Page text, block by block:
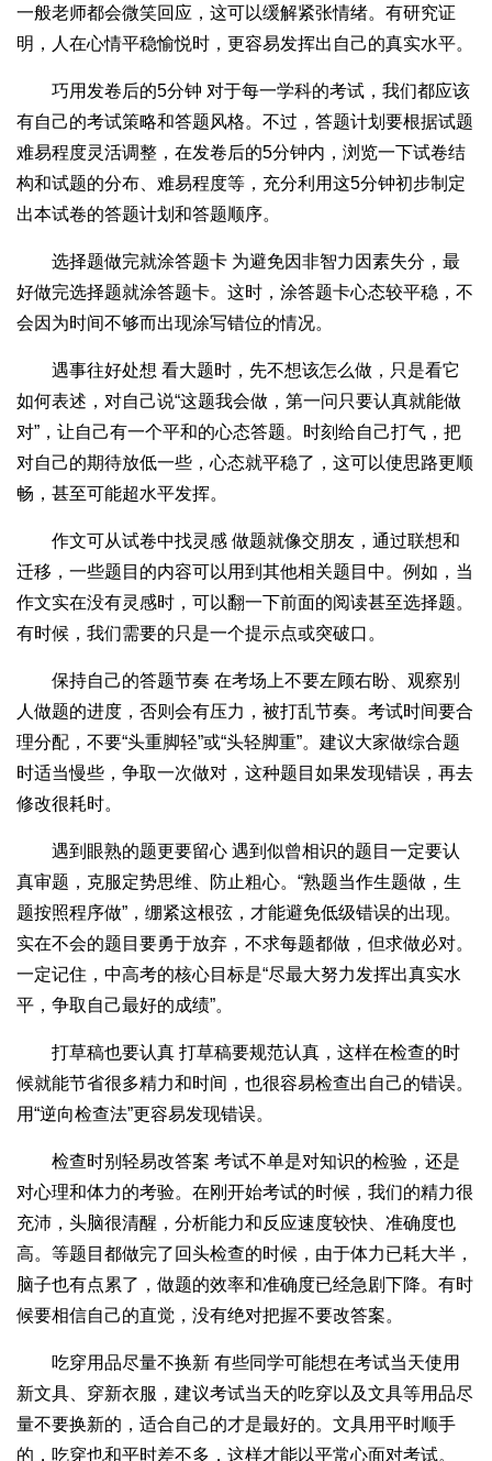
一般老师都会微笑回应，这可以缓解紧张情绪。有研究证
明，人在心情平稳愉悦时，更容易发挥出自己的真实水平。
巧用发卷后的5分钟 对于每一学科的考试，我们都应该
有自己的考试策略和答题风格。不过，答题计划要根据试题
难易程度灵活调整，在发卷后的5分钟内，浏览一下试卷结
构和试题的分布、难易程度等，充分利用这5分钟初步制定
出本试卷的答题计划和答题顺序。
选择题做完就涂答题卡 为避免因非智力因素失分，最
好做完选择题就涂答题卡。这时，涂答题卡心态较平稳，不
会因为时间不够而出现涂写错位的情况。
遇事往好处想 看大题时，先不想该怎么做，只是看它
如何表述，对自己说“这题我会做，第一问只要认真就能做
对”，让自己有一个平和的心态答题。时刻给自己打气，把
对自己的期待放低一些，心态就平稳了，这可以使思路更顺
畅，甚至可能超水平发挥。
作文可从试卷中找灵感 做题就像交朋友，通过联想和
迁移，一些题目的内容可以用到其他相关题目中。例如，当
作文实在没有灵感时，可以翻一下前面的阅读甚至选择题。
有时候，我们需要的只是一个提示点或突破口。
保持自己的答题节奏 在考场上不要左顾右盼、观察别
人做题的进度，否则会有压力，被打乱节奏。考试时间要合
理分配，不要“头重脚轻”或“头轻脚重”。建议大家做综合题
时适当慢些，争取一次做对，这种题目如果发现错误，再去
修改很耗时。
遇到眼熟的题更要留心 遇到似曾相识的题目一定要认
真审题，克服定势思维、防止粗心。“熟题当作生题做，生
题按照程序做”，绷紧这根弦，才能避免低级错误的出现。
实在不会的题目要勇于放弃，不求每题都做，但求做必对。
一定记住，中高考的核心目标是“尽最大努力发挥出真实水
平，争取自己最好的成绩”。
打草稿也要认真 打草稿要规范认真，这样在检查的时
候就能节省很多精力和时间，也很容易检查出自己的错误。
用“逆向检查法”更容易发现错误。
检查时别轻易改答案 考试不单是对知识的检验，还是
对心理和体力的考验。在刚开始考试的时候，我们的精力很
充沛，头脑很清醒，分析能力和反应速度较快、准确度也
高。等题目都做完了回头检查的时候，由于体力已耗大半，
脑子也有点累了，做题的效率和准确度已经急剧下降。有时
候要相信自己的直觉，没有绝对把握不要改答案。
吃穿用品尽量不换新 有些同学可能想在考试当天使用
新文具、穿新衣服，建议考试当天的吃穿以及文具等用品尽
量不要换新的，适合自己的才是最好的。文具用平时顺手
的，吃穿也和平时差不多，这样才能以平常心面对考试。